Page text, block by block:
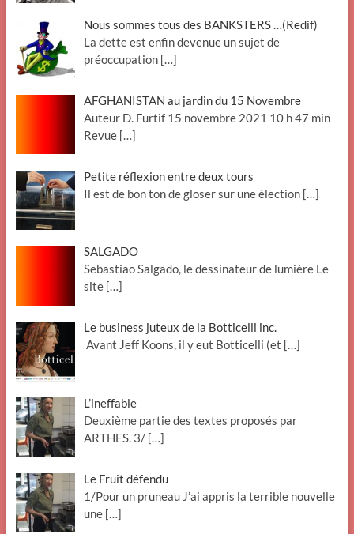
Nous sommes tous des BANKSTERS …(Redif)
La dette est enfin devenue un sujet de
préoccupation […]
AFGHANISTAN au jardin du 15 Novembre
Auteur D. Furtif 15 novembre 2021 10 h 47 min
Revue […]
Petite réflexion entre deux tours
Il est de bon ton de gloser sur une élection […]
SALGADO
Sebastiao Salgado, le dessinateur de lumière Le
site […]
Le business juteux de la Botticelli inc.
Avant Jeff Koons, il y eut Botticelli (et […]
L’ineffable
Deuxième partie des textes proposés par
ARTHES. 3/ […]
Le Fruit défendu
1/Pour un pruneau J’ai appris la terrible nouvelle
une […]